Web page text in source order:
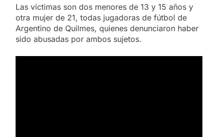
Las víctimas son dos menores de 13 y 15 años y
otra mujer de 21, todas jugadoras de fútbol de
Argentino de Quilmes, quienes denunciaron haber
sido abusadas por ambos sujetos.